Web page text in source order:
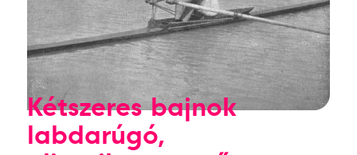
Kétszeres bajnok
labdarúgó,